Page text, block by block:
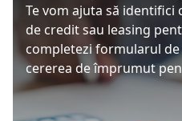
Te vom ajuta să identifici
de credit sau leasing
completezi formularul
cererea de împrumut